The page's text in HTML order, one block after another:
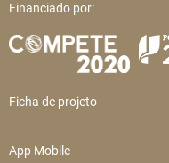
Financiado por:
Ficha de projeto
App Mobile